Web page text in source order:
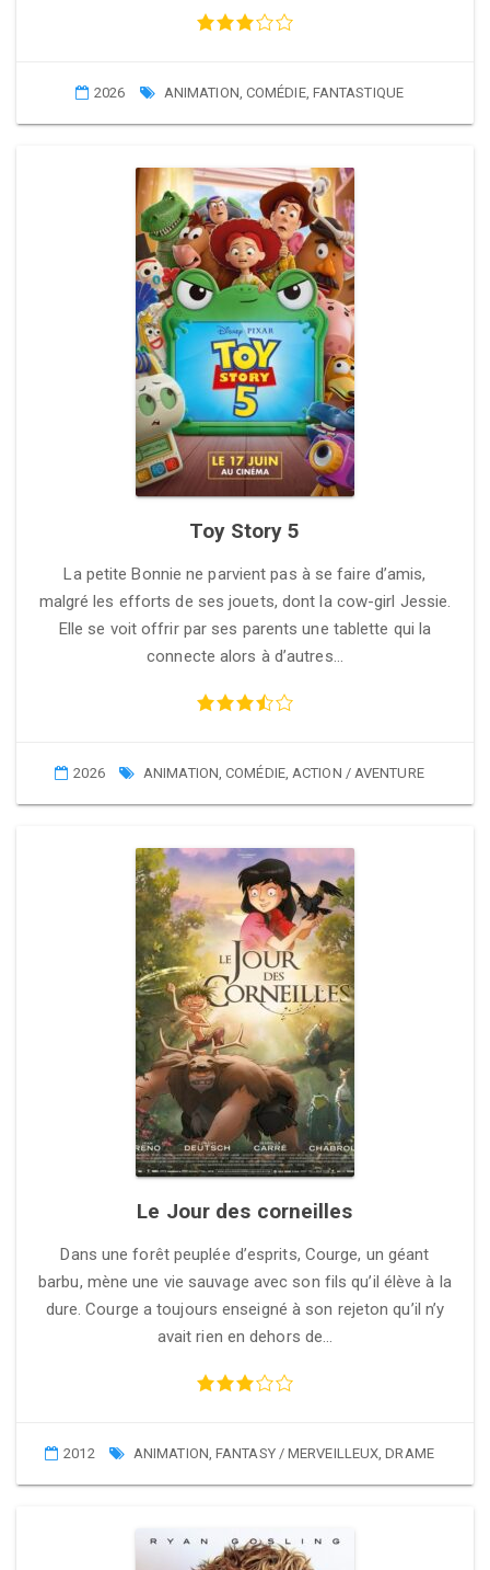
2026 ANIMATION, COMÉDIE, FANTASTIQUE
Toy Story 5
La petite Bonnie ne parvient pas à se faire d’amis,
malgré les efforts de ses jouets, dont la cow-girl Jessie.
Elle se voit offrir par ses parents une tablette qui la
connecte alors à d’autres…
2026 ANIMATION,COMÉDIE,ACTION / AVENTURE
Le Jour des corneilles
Dans une forêt peuplée d’esprits, Courge, un géant
barbu, mène une vie sauvage avec son fils qu’il élève à la
dure. Courge a toujours enseigné à son rejeton qu’il n’y
avait rien en dehors de…
2012 ANIMATION,FANTASY / MERVEILLEUX,DRAME